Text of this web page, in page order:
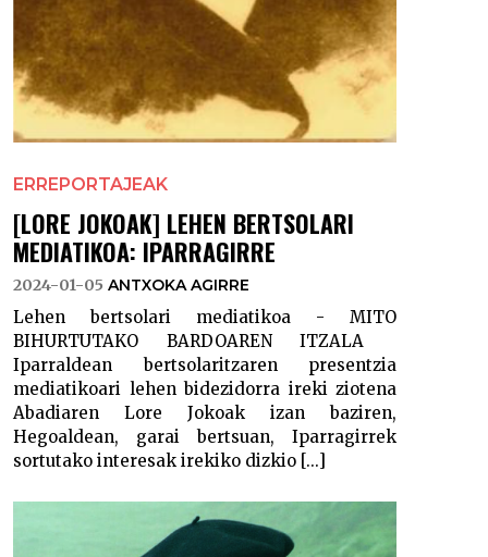
ERREPORTAJEAK
[LORE JOKOAK] LEHEN BERTSOLARI
MEDIATIKOA: IPARRAGIRRE
2024-01-05 ANTXOKA AGIRRE
Lehen bertsolari mediatikoa - MITO
BIHURTUTAKO BARDOAREN ITZALA
Iparraldean bertsolaritzaren presentzia
mediatikoari lehen bidezidorra ireki ziotena
Abadiaren Lore Jokoak izan baziren,
Hegoaldean, garai bertsuan, Iparragirrek
sortutako interesak irekiko dizkio [...]